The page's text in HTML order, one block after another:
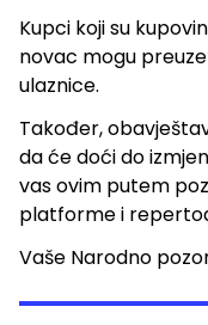
Kupci koji su
novac mogu
ulaznice.
Također,
da će doći do
vas ovim putem
platforme i
Vaše Narodno